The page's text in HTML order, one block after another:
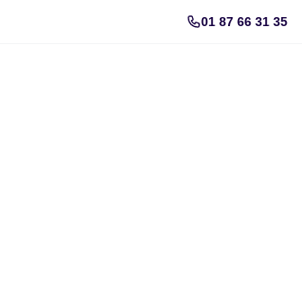
01 87 66 31 35